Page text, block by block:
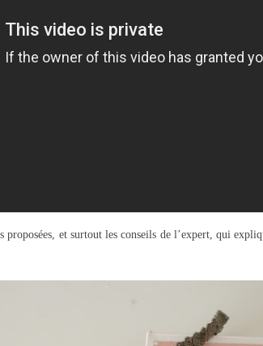
proposées, et surtout les conseils de l’expert, qui